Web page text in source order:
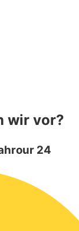
wir vor?
24